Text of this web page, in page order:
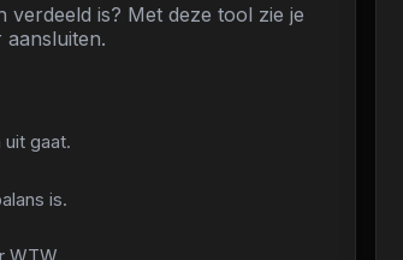
verdeeld is? Met deze tool zie je
gaat.
is.